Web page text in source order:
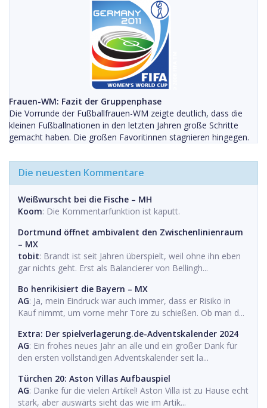
Frauen-WM: Fazit der Gruppenphase
Die Vorrunde der Fußballfrauen-WM zeigte deutlich, dass die
kleinen Fußballnationen in den letzten Jahren große Schritte
gemacht haben. Die großen Favoritinnen stagnieren hingegen.
Die neuesten Kommentare
Weißwurscht bei die Fische – MH
Koom: Die Kommentarfunktion ist kaputt.
Dortmund öffnet ambivalent den Zwischenlinienraum
– MX
tobit: Brandt ist seit Jahren überspielt, weil ohne ihn eben
gar nichts geht. Erst als Balancierer von Bellingh...
Bo henrikisiert die Bayern – MX
AG: Ja, mein Eindruck war auch immer, dass er Risiko in
Kauf nimmt, um vorne mehr Tore zu schießen. Ob man d...
Extra: Der spielverlagerung.de-Adventskalender 2024
AG: Ein frohes neues Jahr an alle und ein großer Dank für
den ersten vollständigen Adventskalender seit la...
Türchen 20: Aston Villas Aufbauspiel
AG: Danke für die vielen Artikel! Aston Villa ist zu Hause echt
stark, aber auswärts sieht das wie im Artik...